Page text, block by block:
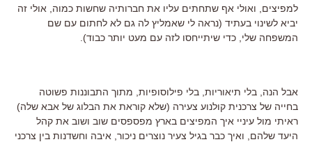
למפיצים, ואולי אף שתחתים עליו את חברותיה שחשות כמוה, אולי זה
יביא לשינוי בעתיד (נראה לי שאמליץ לה גם לא לחתום עם שם
המשפחה שלי, כדי שיתייחסו לזה עם מעט יותר כבוד).
אבל הנה, בלי תיאוריות, בלי פילוסופיות, מתוך התבוננות פשוטה
בחייה של צרכנית קולנוע צעירה (שלא קוראת את הבלוג של אבא שלה)
ראיתי מול עיניי איך המפיצים בארץ מפספסים שוב ושוב את קהל
היעד שלהם, ואיך כבר בגיל צעיר נוצרים ניכור, איבה וחשדנות בין צרכני